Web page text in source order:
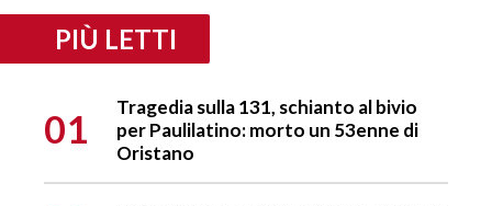
PIÙ LETTI
01
Tragedia sulla 131, schianto al bivio
per Paulilatino: morto un 53enne di
Oristano